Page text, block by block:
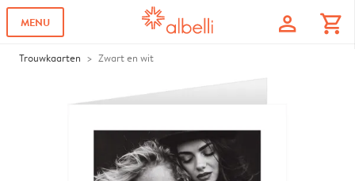
MENU profile shopping_cart
Trouwkaarten Zwart en wit